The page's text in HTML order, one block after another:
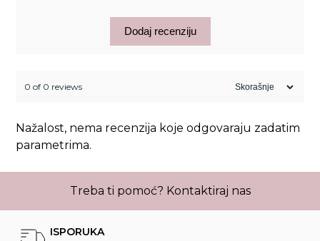
Dodaj recenziju
0 of 0 reviews
Nažalost, nema recenzija koje odgovaraju zadatim
parametrima.
Treba ti pomoć? Kontaktiraj nas
ISPORUKA